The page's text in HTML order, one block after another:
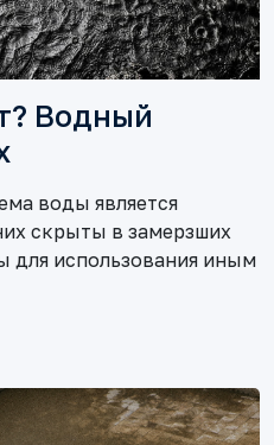
Водный
воды является
скрыты в замерзших
для использования иным